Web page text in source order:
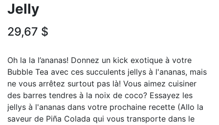
Jelly
29,67 $
Oh la la l’ananas! Donnez un kick exotique à votre
Bubble Tea avec ces succulents jellys à l'ananas, mais
ne vous arrêtez surtout pas là! Vous aimez cuisiner
des barres tendres à la noix de coco? Essayez les
jellys à l'ananas dans votre prochaine recette (Allo la
saveur de Piña Colada qui vous transporte dans le